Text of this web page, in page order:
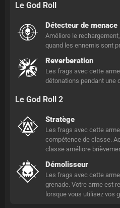
Le God Roll
Détecteur de menace
Améliore le
quand les ennemis sont
Reverberation
Les frags avec cette
détonations pendant une
Le God Roll 2
Stratège
Les frags avec cette
compétence de classe.
classe améliore
Démolisseur
Les frags avec cette
grenade. Votre arme est
lorsque vous utilisez vos